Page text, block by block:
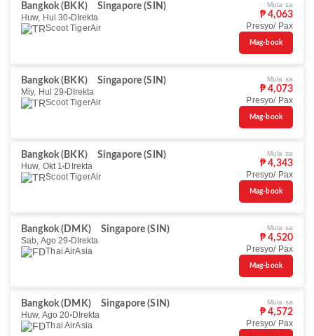
Bangkok (BKK)
Singapore (SIN)
Huw, Hul 30 DIrekta
Scoot TigerAir
Mula sa
₱ 4,063
Presyo/ Pax
Mag-book
Bangkok (BKK)
Singapore (SIN)
Miy, Hul 29 DIrekta
Scoot TigerAir
Mula sa
₱ 4,073
Presyo/ Pax
Mag-book
Bangkok (BKK)
Singapore (SIN)
Huw, Okt 1 DIrekta
Scoot TigerAir
Mula sa
₱ 4,343
Presyo/ Pax
Mag-book
Bangkok (DMK)
Singapore (SIN)
Sab, Ago 29 DIrekta
Thai AirAsia
Mula sa
₱ 4,520
Presyo/ Pax
Mag-book
Bangkok (DMK)
Singapore (SIN)
Huw, Ago 20 DIrekta
Thai AirAsia
Mula sa
₱ 4,572
Presyo/ Pax